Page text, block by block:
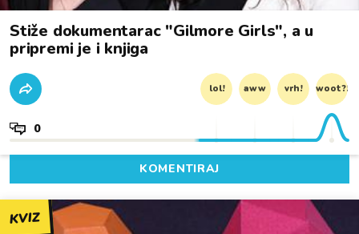
Stiže dokumentarac "Gilmore Girls", a u
pripremi je i knjiga
lol! aww vrh! woot?!
0
KOMENTIRAJ
KVIZ